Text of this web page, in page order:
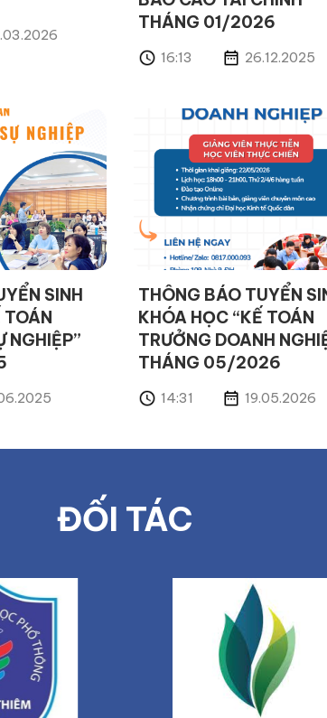
THÁNG 01/2026
16:13 26.12.2025
SINH
TOÁN
NGHIỆP”
THÔNG BÁO TUYỂN
KHÓA HỌC “KẾ TOÁN
TRƯỞNG DOANH
THÁNG 05/2026
14:31 19.05.2026
ĐỐI TÁC